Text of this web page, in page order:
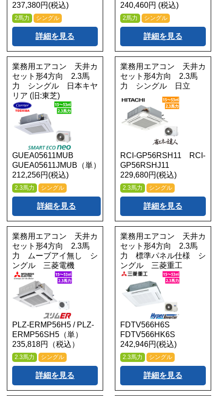
237,380円(税込)
2馬力 シングル
詳細を見る
240,460円 (税込)
2馬力 シングル
詳細を見る
業務用エアコン 天井カ
セット形4方向 2.3馬
力 シングル 日本キヤ
リア (旧:東芝)
GUEA05611MUB
GUEA05611JMUB（単）
212,256円(税込)
2.3馬力 シングル
詳細を見る
業務用エアコン 天井カ
セット形4方向 2.3馬
力 シングル 日立
RCI-GP56RSH11 RCI-
GP56RSHJ11
229,680円(税込)
2.3馬力 シングル
詳細を見る
業務用エアコン 天井カ
セット形4方向 2.3馬
力 ムーブアイ無し シ
ングル 三菱電機
PLZ-ERMP56H5 / PLZ-
ERMP56SH5（単）
235,818円（税込）
2.3馬力 シングル
詳細を見る
業務用エアコン 天井カ
セット形4方向 2.3馬
力 標準パネル仕様 シ
ングル 三菱重工
FDTV566H6S
FDTV566HK6S
242,946円(税込)
2.3馬力 シングル
詳細を見る